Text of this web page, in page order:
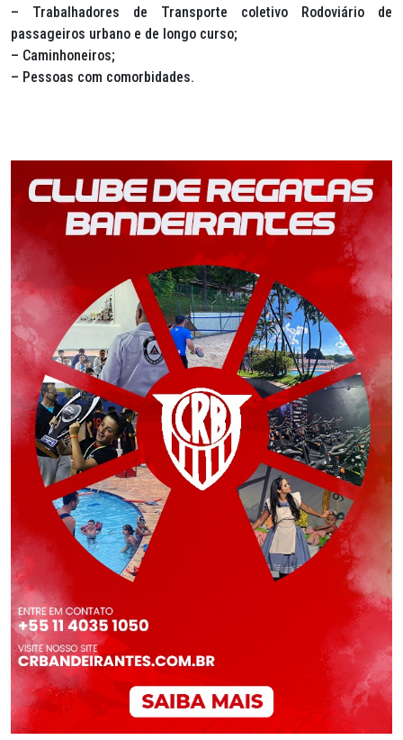
– Trabalhadores de Transporte coletivo Rodoviário de
passageiros urbano e de longo curso;
– Caminhoneiros;
– Pessoas com comorbidades.